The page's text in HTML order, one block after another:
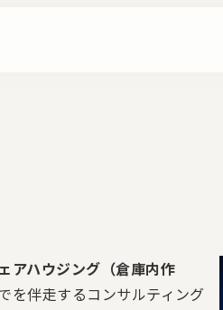
ービス
ロジステ
グ ソリュ
アハウジング（倉庫内作
を伴走するコンサルティング